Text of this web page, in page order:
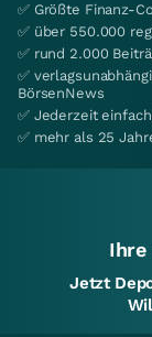
✅ Größte Finanz-
✅ über 550.000
✅ rund 2.000
✅
BörsenNews
✅ Jederzeit
✅ mehr als 25
Ihre
Jetzt